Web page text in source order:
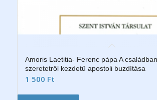
Amoris Laetitia- Ferenc pápa A
szeretetről kezdetű apostoli buzdítása
1 500 Ft